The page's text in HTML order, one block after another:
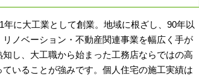
に大工業として創業。地域に根ざし、90年以
ノベーション・不動産関連事業を幅広く手が
し、大工職から始まった工務店ならではの高
いることが強みです。個人住宅の施工実績は